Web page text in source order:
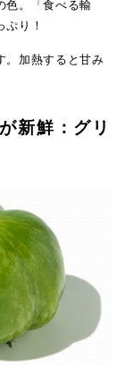
色。「食べる輸
り！
。加熱すると甘み
新鮮：グリ